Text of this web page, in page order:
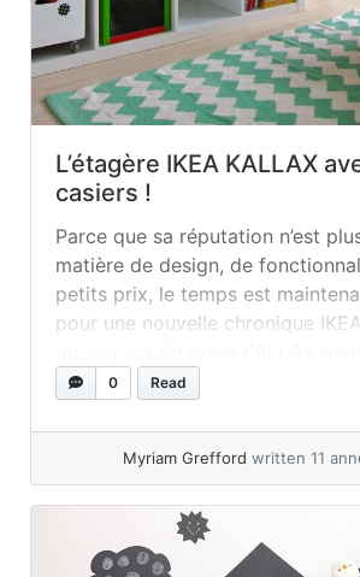
L’étagère IKEA KALLAX
casiers !
Parce que sa réputation n’est
matière de design, de
petits prix, le temps est
pour une nouvelle chronique
qui comprend huit casiers.
peut ainsi s’insérer aisément... »
0 Read
Myriam Grefford written 11